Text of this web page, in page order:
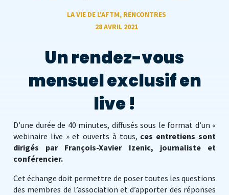
LA VIE DE L'AFTM, RENCONTRES
28 AVRIL 2021
Un rendez-vous
mensuel exclusif en
live !
D’une durée de 40 minutes, diffusés sous le format d’un «
webinaire live » et ouverts à tous, ces entretiens sont
dirigés par François-Xavier Izenic, journaliste et
conférencier.
Cet échange doit permettre de poser toutes les questions
des membres de l’association et d’apporter des réponses